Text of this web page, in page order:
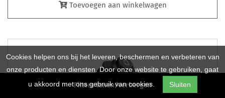
Filters tonen/verbergen
Toevoegen aan winkelwagen
Cookies helpen ons bij het leveren, beschermen en verbeteren van
onze producten en diensten. Door onze website te gebruiken, gaat
u akkoord met ons gebruik van cookies.
Sluiten